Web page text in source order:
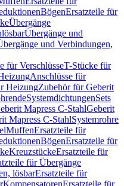
BögenErsatzteile für
Übergänge
Übergänge und
und Verbindungen,
für VerschlüsseT-Stücke für
Anschlüsse für
HeizungZubehör für Geberit
SystemdichtungenSets
Mapress C-StahlGeberit
Mapress C-StahlSystemrohre
MuffenErsatzteile für
BögenErsatzteile für
KreuzstückeErsatzteile für
für Übergänge
lösbarErsatzteile für
KompensatorenErsatzteile für